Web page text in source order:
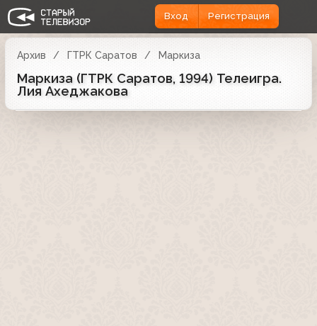
Вход Регистрация
Архив ГТРК Саратов Маркиза
Маркиза (ГТРК Саратов, 1994) Телеигра.
Лия Ахеджакова